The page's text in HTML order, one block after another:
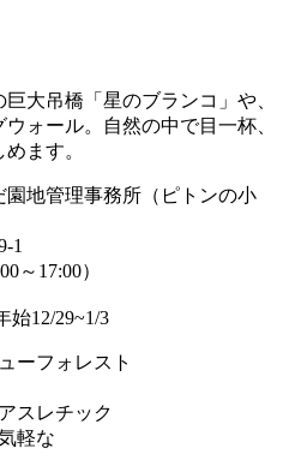
巨大吊橋「星のブランコ」や、
ォール。自然の中で目一杯、
ます。
園地管理事務所（ピトンの小
1
～17:00）
始12/29~1/3
フォレスト
アスレチック
軽な